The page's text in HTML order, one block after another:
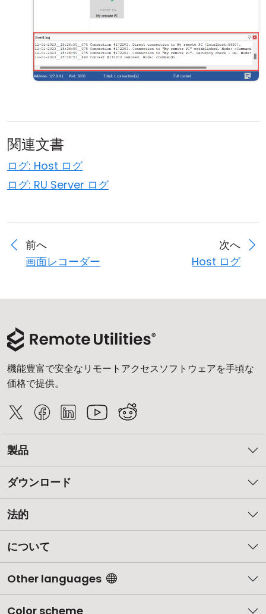
関連文書
ログ: Host ログ
ログ: RU Server ログ
前へ
画面レコーダー
次へ
Host ログ
機能豊富で安全なリモートアクセスソフトウェアを手頃な
価格で提供。
製品
ダウンロード
法的
について
Other languages
Color scheme